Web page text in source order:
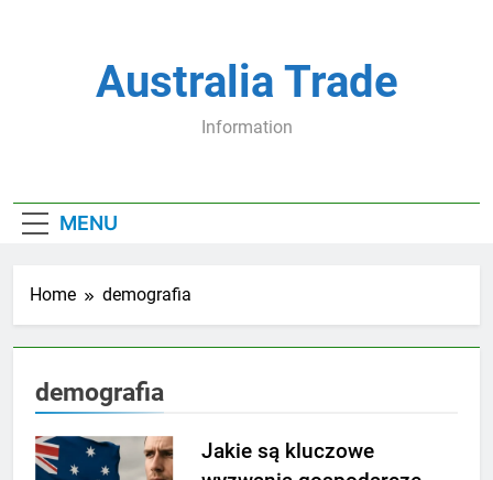
Australia Trade
Information
MENU
Home demografia
demografia
Jakie są kluczowe